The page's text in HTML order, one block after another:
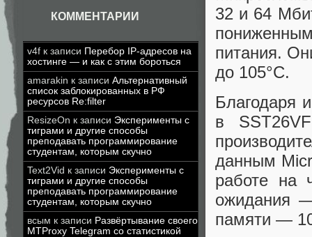
КОММЕНТАРИИ
v4f к записи Перебор IP-адресов на
хостинге — и как с этим бороться
amarakin к записи Альтернативный
список заблокированных в РФ
ресурсов Re:filter
ResizeOn к записи Эксперименты с
тиграми и другие способы
преподавать программирование
студентам, которым скучно
Text2Vid к записи Эксперименты с
тиграми и другие способы
преподавать программирование
студентам, которым скучно
всым к записи Развёртывание своего
MTProxy Telegram со статистикой
32 и 64
питания.
до 105°C.
Благодаря
в
данным
работе на
ожидания
памяти —